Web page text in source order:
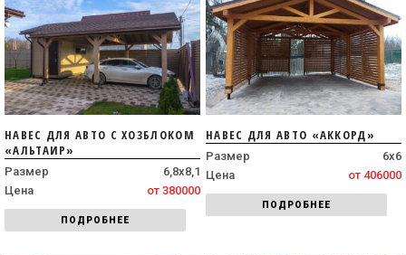
НАВЕС ДЛЯ АВТО С ХОЗБЛОКОМ
«АЛЬТАИР»
Размер
6,8х8,1
Цена
от 380000
ПОДРОБНЕЕ
НАВЕС ДЛЯ АВТО «АККОРД»
Размер
6х6
Цена
от 406000
ПОДРОБНЕЕ